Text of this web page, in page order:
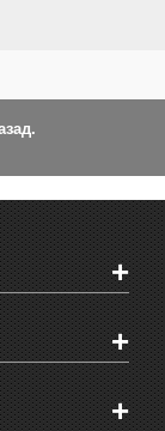
+
+
+